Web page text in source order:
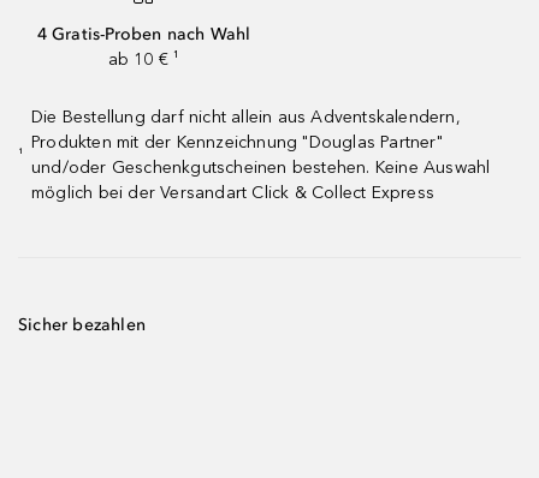
4 Gratis-Proben nach Wahl
ab 10 € ¹
¹
Die Bestellung darf nicht allein aus Adventskalendern,
Produkten mit der Kennzeichnung "Douglas Partner"
und/oder Geschenkgutscheinen bestehen. Keine Auswahl
möglich bei der Versandart Click & Collect Express
Sicher bezahlen